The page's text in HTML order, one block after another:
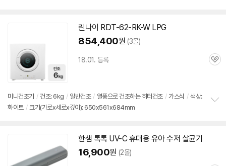
린나이 RDT-62-RK-W LPG
854,400원 (3몰)
18.01. 등록
관
미니건조기 / 건조: 6kg / 일반건조 / 열풍으로 건조하는 히터건조 / 가스식 / 색상:
화이트 / 크기(가로x세로x깊이): 650x561x684mm
한샘 톡톡 UV-C 휴대용 유아 수저 살균기
16,900원 (2몰)